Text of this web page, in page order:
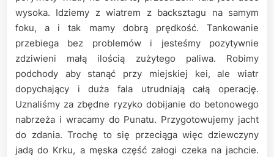
wysoka. Idziemy z wiatrem z backsztagu na samym
foku, a i tak mamy dobrą prędkość. Tankowanie
przebiega bez problemów i jesteśmy pozytywnie
zdziwieni małą ilością zużytego paliwa. Robimy
podchody aby stanąć przy miejskiej kei, ale wiatr
dopychający i duża fala utrudniają całą operację.
Uznaliśmy za zbędne ryzyko dobijanie do betonowego
nabrzeża i wracamy do Punatu. Przygotowujemy jacht
do zdania. Trochę to się przeciąga więc dziewczyny
jadą do Krku, a męska część załogi czeka na jachcie.